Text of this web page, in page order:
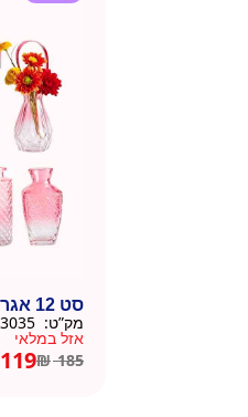
סט 12 אגרטלי זכוכית ורודה
מק”ט:
אזל במלאי
₪185
119